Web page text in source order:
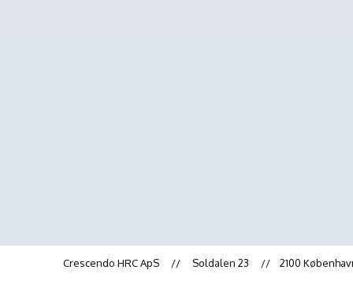
Crescendo HRC ApS // Soldalen 23 // 2100